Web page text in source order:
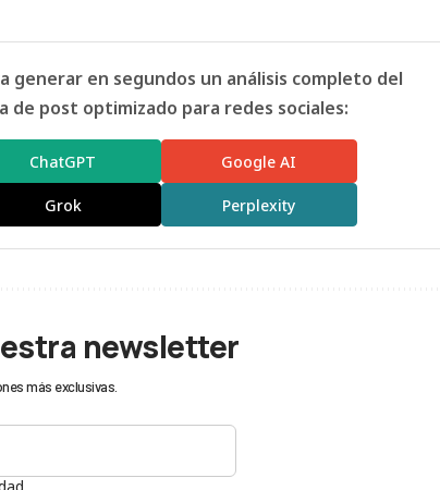
generar en segundos un análisis completo del
de post optimizado para redes sociales:
ChatGPT Google AI
Grok Perplexity
newsletter
más exclusivas.